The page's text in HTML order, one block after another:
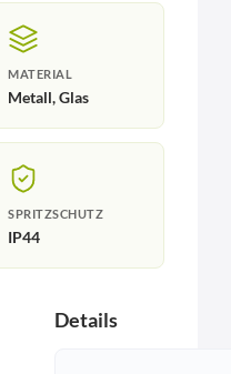
MATERIAL
Metall, Glas
SPRITZSCHUTZ
IP44
Details